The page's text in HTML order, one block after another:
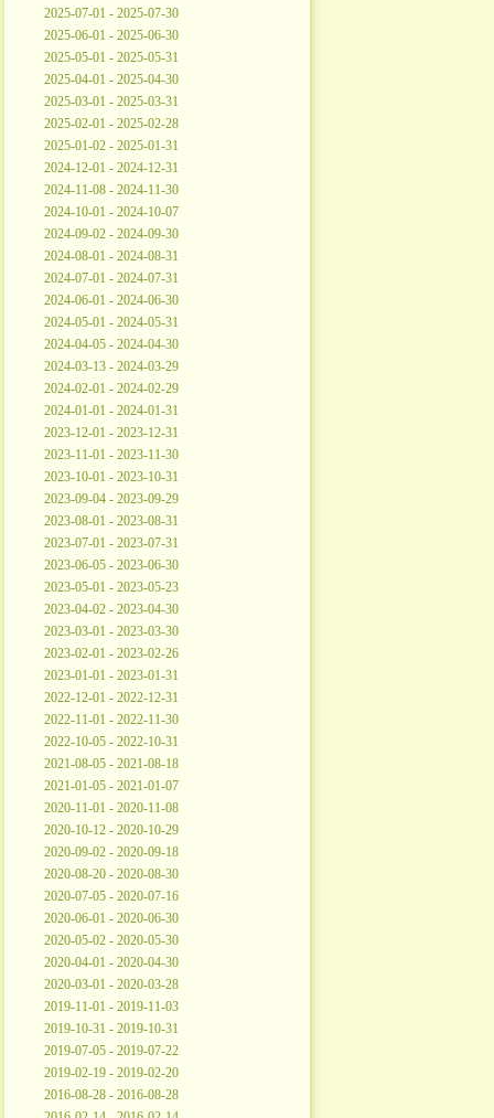
2025-07-01 - 2025-07-30
2025-06-01 - 2025-06-30
2025-05-01 - 2025-05-31
2025-04-01 - 2025-04-30
2025-03-01 - 2025-03-31
2025-02-01 - 2025-02-28
2025-01-02 - 2025-01-31
2024-12-01 - 2024-12-31
2024-11-08 - 2024-11-30
2024-10-01 - 2024-10-07
2024-09-02 - 2024-09-30
2024-08-01 - 2024-08-31
2024-07-01 - 2024-07-31
2024-06-01 - 2024-06-30
2024-05-01 - 2024-05-31
2024-04-05 - 2024-04-30
2024-03-13 - 2024-03-29
2024-02-01 - 2024-02-29
2024-01-01 - 2024-01-31
2023-12-01 - 2023-12-31
2023-11-01 - 2023-11-30
2023-10-01 - 2023-10-31
2023-09-04 - 2023-09-29
2023-08-01 - 2023-08-31
2023-07-01 - 2023-07-31
2023-06-05 - 2023-06-30
2023-05-01 - 2023-05-23
2023-04-02 - 2023-04-30
2023-03-01 - 2023-03-30
2023-02-01 - 2023-02-26
2023-01-01 - 2023-01-31
2022-12-01 - 2022-12-31
2022-11-01 - 2022-11-30
2022-10-05 - 2022-10-31
2021-08-05 - 2021-08-18
2021-01-05 - 2021-01-07
2020-11-01 - 2020-11-08
2020-10-12 - 2020-10-29
2020-09-02 - 2020-09-18
2020-08-20 - 2020-08-30
2020-07-05 - 2020-07-16
2020-06-01 - 2020-06-30
2020-05-02 - 2020-05-30
2020-04-01 - 2020-04-30
2020-03-01 - 2020-03-28
2019-11-01 - 2019-11-03
2019-10-31 - 2019-10-31
2019-07-05 - 2019-07-22
2019-02-19 - 2019-02-20
2016-08-28 - 2016-08-28